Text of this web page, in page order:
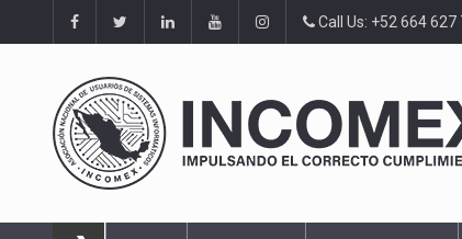
Call Us: +52 664 627